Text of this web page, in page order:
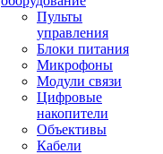
Пульты
управления
Блоки питания
Микрофоны
Модули связи
Цифровые
накопители
Объективы
Кабели